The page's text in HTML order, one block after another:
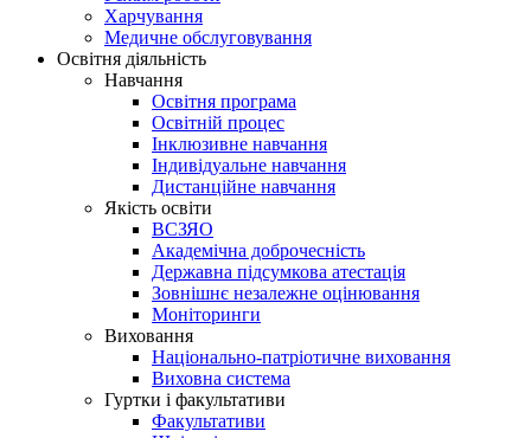
Харчування
Медичне обслуговування
Освітня діяльність
Навчання
Освітня програма
Освітній процес
Інклюзивне навчання
Індивідуальне навчання
Дистанційне навчання
Якість освіти
ВСЗЯО
Академічна доброчесність
Державна підсумкова атестація
Зовнішнє незалежне оцінювання
Моніторинги
Виховання
Національно-патріотичне виховання
Виховна система
Гуртки і факультативи
Факультативи